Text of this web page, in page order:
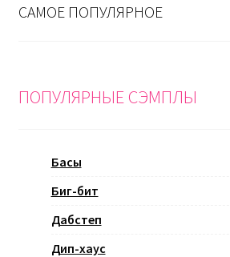
САМОЕ ПОПУЛЯРНОЕ
ПОПУЛЯРНЫЕ СЭМПЛЫ
Басы
Биг-бит
Дабстеп
Дип-хаус